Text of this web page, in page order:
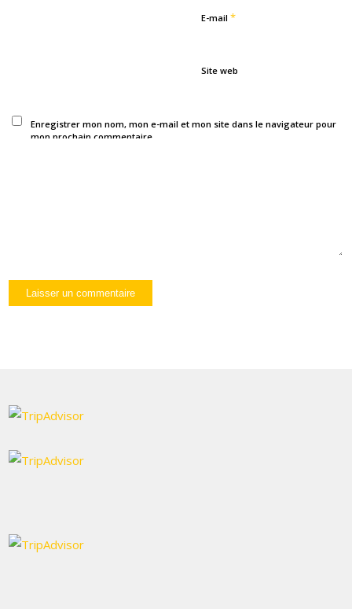
E-mail*
Site web
Enregistrer mon nom, mon e-mail et mon site dans le navigateur pour
mon prochain commentaire.